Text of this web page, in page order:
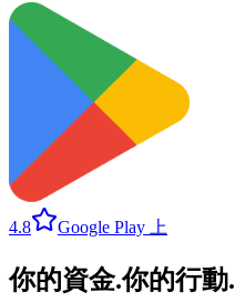
4.8 Google Play 上
你的資金.你的行動.